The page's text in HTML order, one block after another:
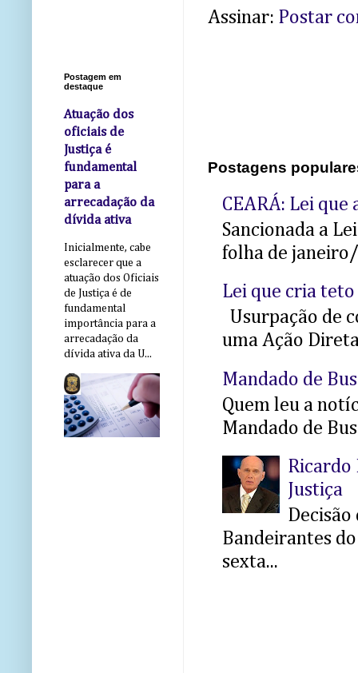
Assinar: Postar
Postagens
CEARÁ: Lei
Sancionada a
folha de
Lei que cria
Usurpação de
uma Ação
Mandado de
Quem leu a
Mandado de
Ricardo
Justiça
Decisão
Bandeirantes
sexta...
Postagem em
destaque
Atuação dos
oficiais de
Justiça é
fundamental
para a
arrecadação da
dívida ativa
Inicialmente, cabe
esclarecer que a
atuação dos Oficiais
de Justiça é de
fundamental
importância para a
arrecadação da
dívida ativa da U...